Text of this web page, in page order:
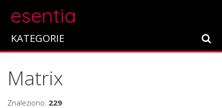
esentia
KATEGORIE
Matrix
Znaleziono: 229